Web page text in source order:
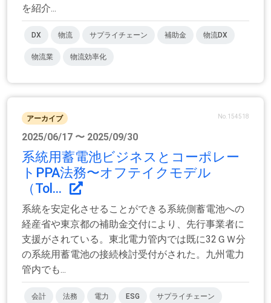
を紹介...
DX 物流 サプライチェーン 補助金 物流DX
物流業 物流効率化
アーカイブ No.154518
2025/06/17 〜 2025/09/30
系統用蓄電池ビジネスとコーポレー
トPPA法務〜オフテイクモデル
（Tol...
系統を安定化させることができる系統側蓄電池への
経産省や東京都の補助金交付により、先行事業者に
支援がされている。東北電力管内では既に32ＧＷ分
の系統用蓄電池の接続検討受付がされた。九州電力
管内でも...
会計 法務 電力 ESG サプライチェーン